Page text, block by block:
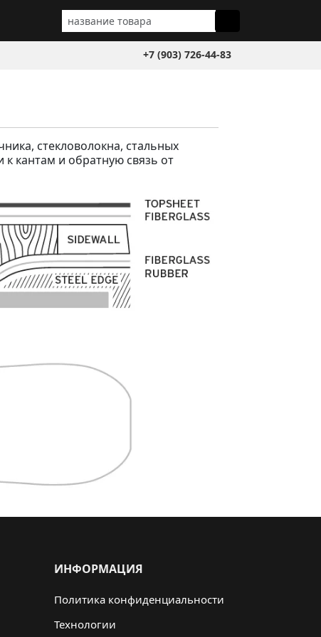
+7 (903) 726-44-83
стекловолокна, стальных
к кантам и обратную связь от
ИНФОРМАЦИЯ
Политика конфиденциальности
Технологии